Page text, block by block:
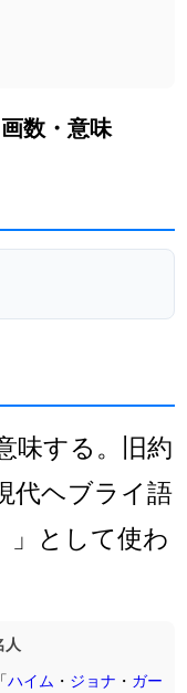
数・意味
味する。旧約
代ヘブライ語
」として使わ
人
ハイム ・ ジョナ ・ ガー